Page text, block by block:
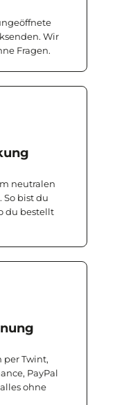
Wir
Fragen.
neutralen
So bist du
du bestellt
per Twint,
PayPal
ohne